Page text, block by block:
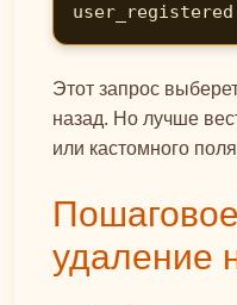
user_registered
Этот запрос
назад. Но лучше
или кастомного
удаление